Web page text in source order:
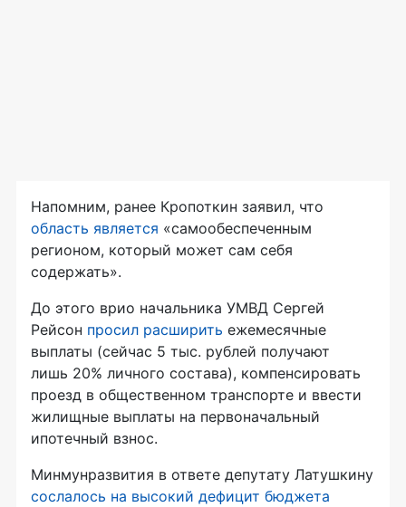
Напомним, ранее Кропоткин заявил, что
область является «самообеспеченным
регионом, который может сам себя
содержать».
До этого врио начальника УМВД Сергей
Рейсон просил расширить ежемесячные
выплаты (сейчас 5 тыс. рублей получают
лишь 20% личного состава), компенсировать
проезд в общественном транспорте и ввести
жилищные выплаты на первоначальный
ипотечный взнос.
Минмунразвития в ответе депутату Латушкину
сослалось на высокий дефицит бюджета